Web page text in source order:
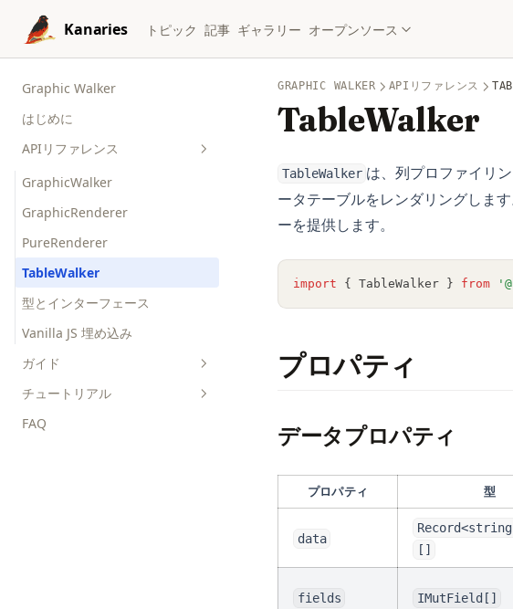
Skip to content
Kanaries
トピック 記事 ギャラリー オープンソース
Graphic Walker
はじめに
APIリファレンス
GraphicWalker
GraphicRenderer
PureRenderer
TableWalker
型とインターフェース
Vanilla JS 埋め込み
ガイド
チャートタイプ
テーマと外観
チュートリアル
データの可視化を作成する
FAQ
GRAPHIC WALKER APIリファレンス
TableWalker
TableWalker は、列プロファイリ
ータテーブルをレンダリングしま
ーを提供します。
import { TableWalker } from
プロパティ
データプロパティ
プロパティ 型
data
[]
fields IMutField[]